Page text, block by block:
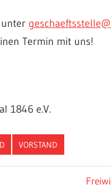
unter
Termin mit uns!
1846 e.V.
VORSTAND